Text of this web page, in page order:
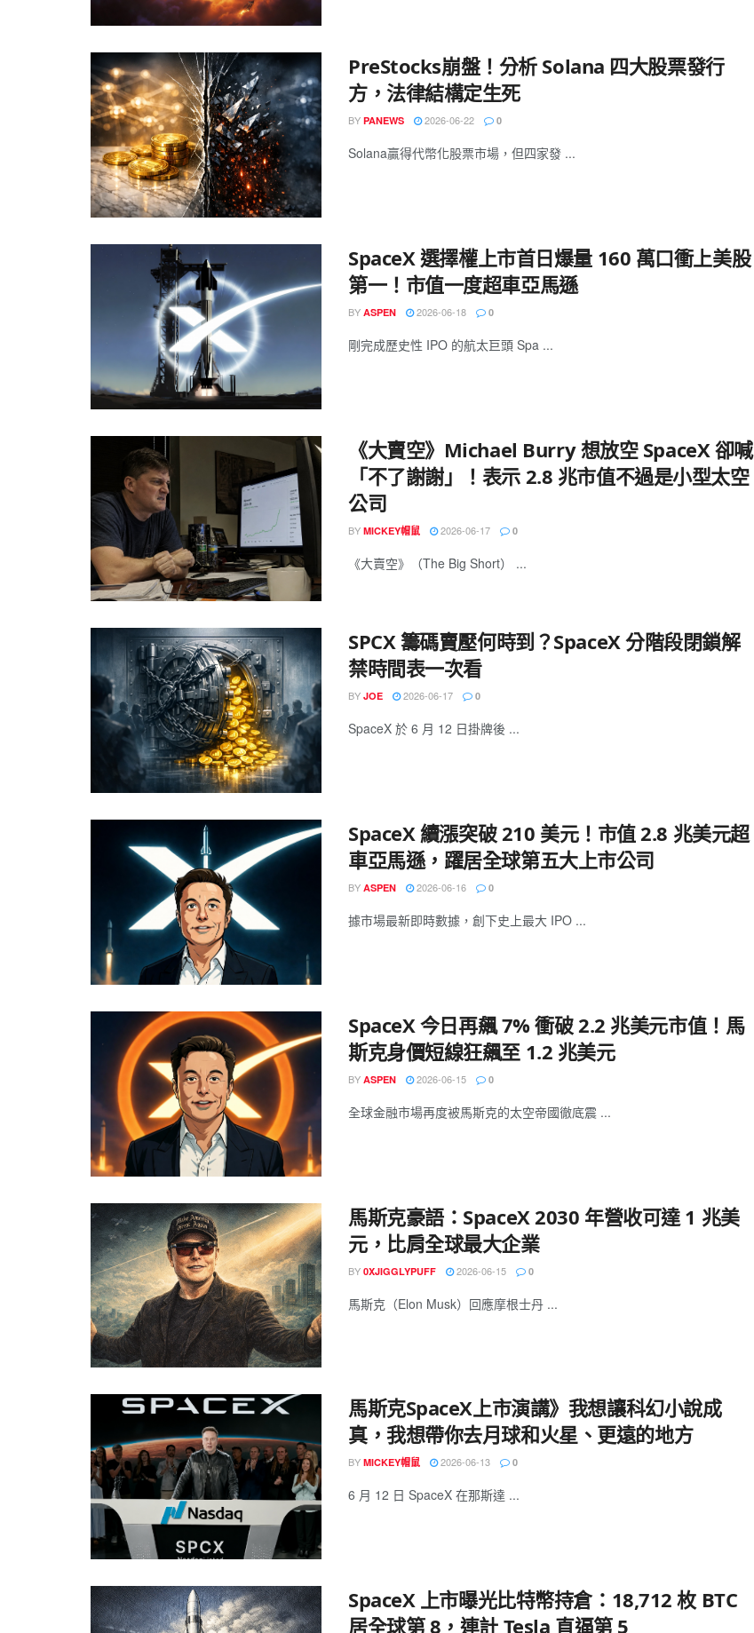
PreStocks崩盤！分析 Solana 四大股票發行
方，法律結構定生死
BY PANEWS 2026-06-22 0
Solana贏得代幣化股票市場，但四家發 ...
SpaceX 選擇權上市首日爆量 160 萬口衝上美股
第一！市值一度超車亞馬遜
BY ASPEN 2026-06-18 0
剛完成歷史性 IPO 的航太巨頭 Spa ...
《大賣空》Michael Burry 想放空 SpaceX 卻喊
「不了謝謝」！表示 2.8 兆市值不過是小型太空
公司
BY MICKEY帽鼠 2026-06-17 0
《大賣空》（The Big Short） ...
SPCX 籌碼賣壓何時到？SpaceX 分階段閉鎖解
禁時間表一次看
BY JOE 2026-06-17 0
SpaceX 於 6 月 12 日掛牌後 ...
SpaceX 續漲突破 210 美元！市值 2.8 兆美元超
車亞馬遜，躍居全球第五大上市公司
BY ASPEN 2026-06-16 0
據市場最新即時數據，創下史上最大 IPO ...
SpaceX 今日再飆 7% 衝破 2.2 兆美元市值！馬
斯克身價短線狂飆至 1.2 兆美元
BY ASPEN 2026-06-15 0
全球金融市場再度被馬斯克的太空帝國徹底震 ...
馬斯克豪語：SpaceX 2030 年營收可達 1 兆美
元，比肩全球最大企業
BY 0XJIGGLYPUFF 2026-06-15 0
馬斯克（Elon Musk）回應摩根士丹 ...
馬斯克SpaceX上市演講》我想讓科幻小說成
真，我想帶你去月球和火星、更遠的地方
BY MICKEY帽鼠 2026-06-13 0
6 月 12 日 SpaceX 在那斯達 ...
SpaceX 上市曝光比特幣持倉：18,712 枚 BTC
居全球第 8，連計 Tesla 直逼第 5